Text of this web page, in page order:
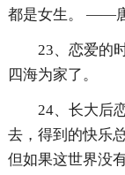
都是女生。 ——
23、恋爱的
四海为家了。
24、长大后
去，得到的快乐
但如果这世界没